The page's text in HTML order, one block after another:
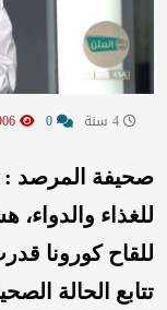
صحيفة المرصد :
للغذاء
للقاح كورونا
تتابع الحالة